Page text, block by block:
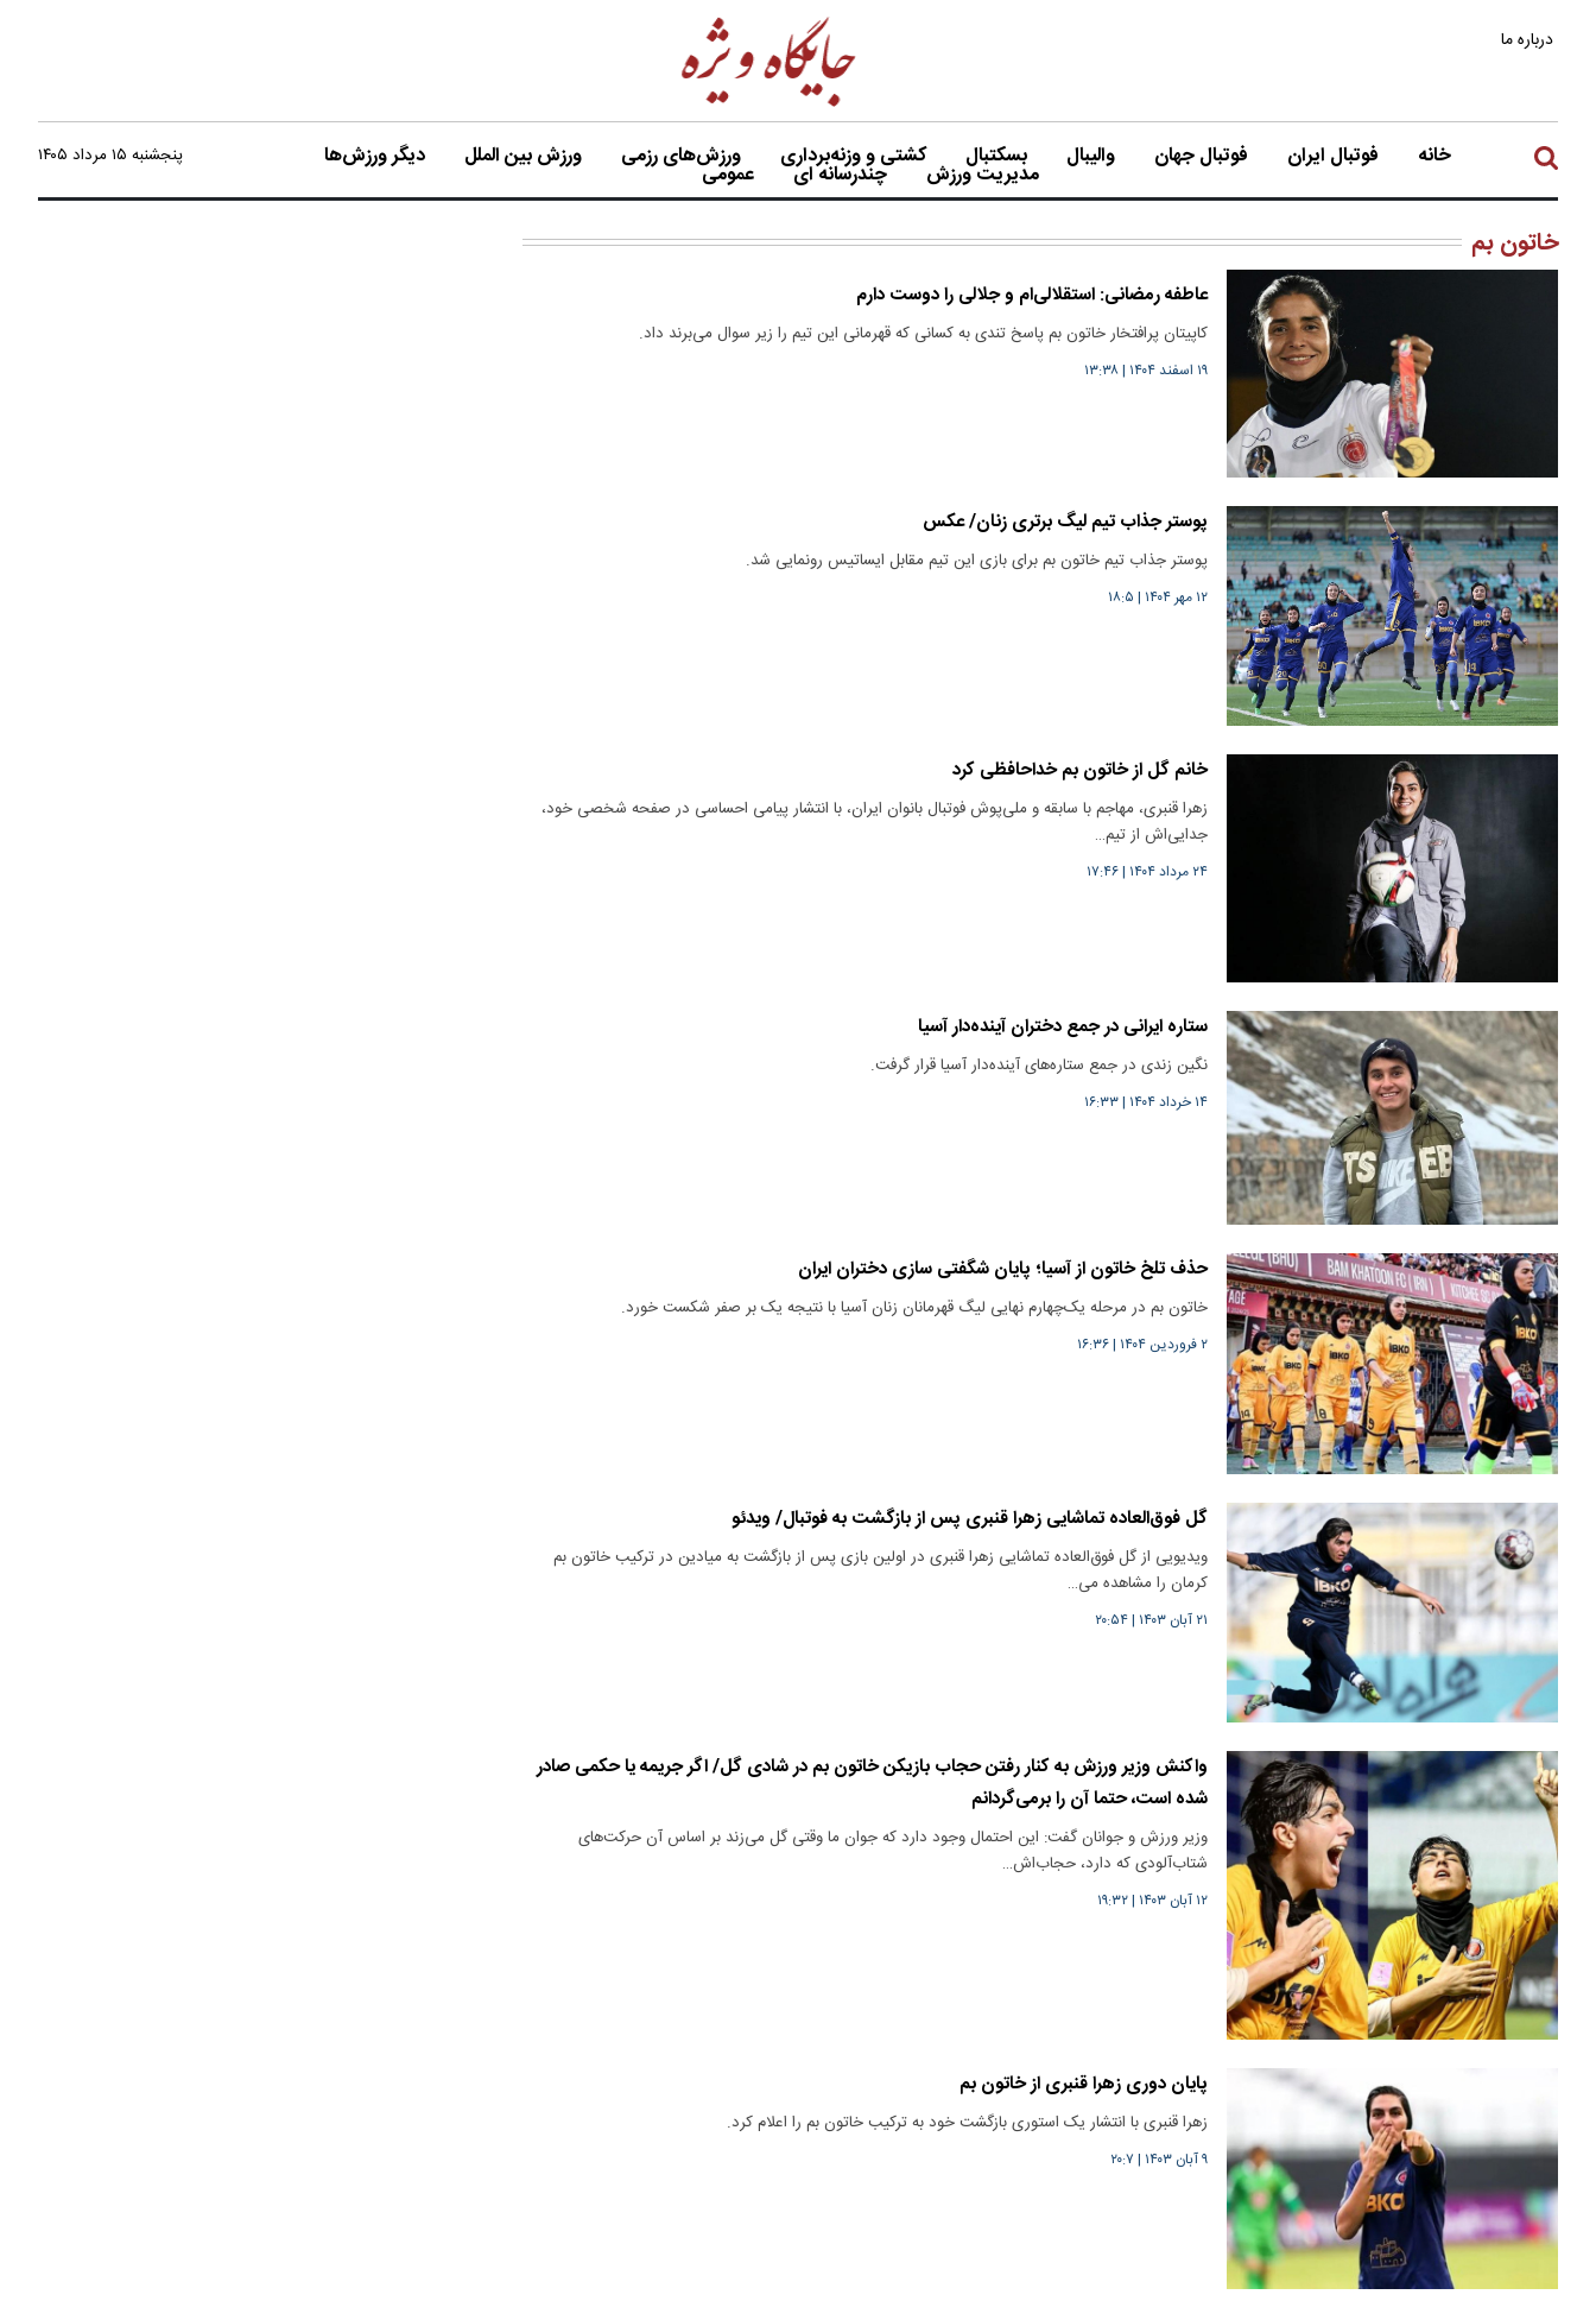
درباره ما
خانه فوتبال ایران فوتبال جهان والیبال بسکتبال کشتی و وزنه‌برداری ورزش‌های رزمی ورزش بین الملل دیگر ورزش‌ها
مدیریت ورزش چندرسانه ای عمومی
پنجشنبه ۱۵ مرداد ۱۴۰۵
خاتون بم
عاطفه رمضانی: استقلالی‌ام و جلالی را دوست دارم
کاپیتان پرافتخار خاتون بم پاسخ تندی به کسانی که قهرمانی این تیم را زیر سوال می‌برند داد.
۱۹ اسفند ۱۴۰۴ |۱۳:۳۸
پوستر جذاب تیم لیگ برتری زنان/ عکس
پوستر جذاب تیم خاتون بم برای بازی این تیم مقابل ایساتیس رونمایی شد.
۱۲ مهر ۱۴۰۴ | ۱۸:۵
خانم گل از خاتون بم خداحافظی کرد
زهرا قنبری، مهاجم با سابقه و ملی‌پوش فوتبال بانوان ایران، با انتشار پیامی احساسی در صفحه شخصی خود،
جدایی‌اش از تیم…
۲۴ مرداد ۱۴۰۴ |۱۷:۴۶
ستاره ایرانی در جمع دختران آینده‌دار آسیا
نگین زندی در جمع ستاره‌های آینده‌دار آسیا قرار گرفت.
۱۴ خرداد ۱۴۰۴ |۱۶:۳۳
حذف تلخ خاتون از آسیا؛ پایان شگفتی سازی دختران ایران
خاتون بم در مرحله یک‌چهارم نهایی لیگ قهرمانان زنان آسیا با نتیجه یک بر صفر شکست خورد.
۲ فروردین ۱۴۰۴ |۱۶:۳۶
گل‌ فوق‌العاده‌ تماشایی زهرا قنبری پس از بازگشت به فوتبال/ ویدئو
ویدیویی از گل‌ فوق‌العاده‌ تماشایی زهرا قنبری در اولین بازی پس از بازگشت به میادین در ترکیب خاتون بم
کرمان را مشاهده می…
۲۱ آبان ۱۴۰۳ |۲۰:۵۴
واکنش وزیر ورزش به کنار رفتن حجاب بازیکن خاتون بم در شادی گل/ اگر جریمه‌ یا حکمی صادر
شده است، حتما آن را برمی‌گردانم
وزیر ورزش و جوانان گفت: این احتمال وجود دارد که جوان ما وقتی گل می‌زند بر اساس آن حرکت‌های
شتاب‌آلودی که دارد، حجاب‌اش…
۱۲ آبان ۱۴۰۳ |۱۹:۳۲
پایان دوری زهرا قنبری از خاتون بم
زهرا قنبری با انتشار یک استوری بازگشت خود به ترکیب خاتون بم را اعلام کرد.
۹ آبان ۱۴۰۳ | ۲۰:۷